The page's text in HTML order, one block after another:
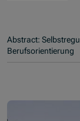
Abstract:
Berufsorientierung